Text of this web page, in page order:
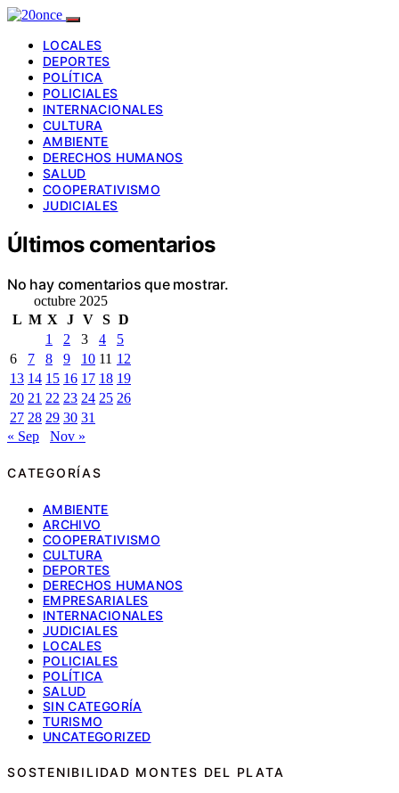
LOCALES
DEPORTES
POLÍTICA
POLICIALES
INTERNACIONALES
CULTURA
AMBIENTE
DERECHOS HUMANOS
SALUD
COOPERATIVISMO
JUDICIALES
Últimos comentarios
No hay comentarios que mostrar.
octubre 2025
L M X J V S D
1
2 3 4
5
6
7 8 9 10 11 12
13 14 15 16 17 18 19
20 21 22 23 24 25 26
27 28 29 30 31
« Sep
Nov »
CATEGORÍAS
AMBIENTE
ARCHIVO
COOPERATIVISMO
CULTURA
DEPORTES
DERECHOS HUMANOS
EMPRESARIALES
INTERNACIONALES
JUDICIALES
LOCALES
POLICIALES
POLÍTICA
SALUD
SIN CATEGORÍA
TURISMO
UNCATEGORIZED
SOSTENIBILIDAD MONTES DEL PLATA